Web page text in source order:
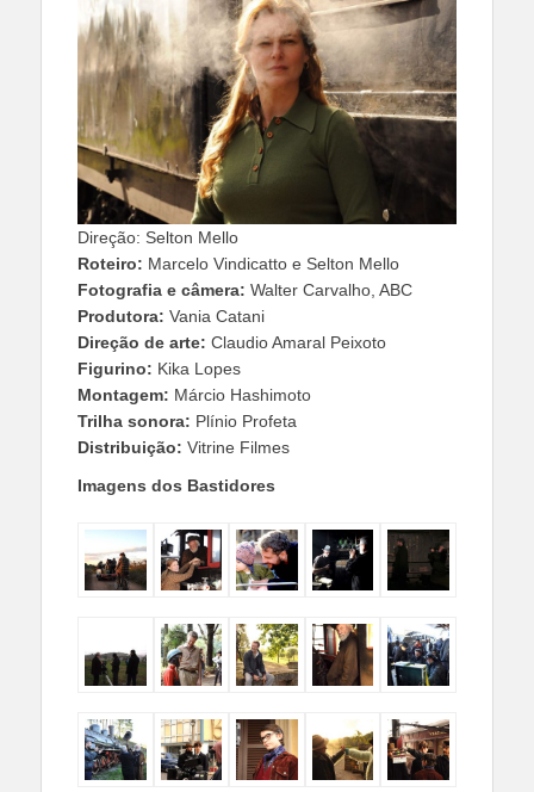
Direção: Selton Mello
Roteiro: Marcelo Vindicatto e Selton Mello
Fotografia e câmera: Walter Carvalho, ABC
Produtora: Vania Catani
Direção de arte: Claudio Amaral Peixoto
Figurino: Kika Lopes
Montagem: Márcio Hashimoto
Trilha sonora: Plínio Profeta
Distribuição: Vitrine Filmes
Imagens dos Bastidores